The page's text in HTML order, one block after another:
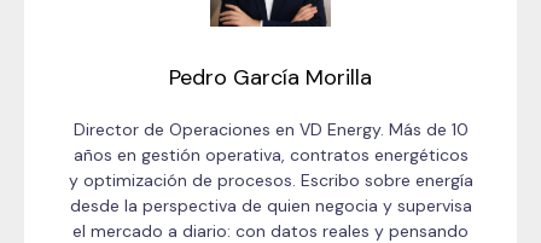
Pedro García Morilla
Director de Operaciones en VD Energy. Más de 10
años en gestión operativa, contratos energéticos
y optimización de procesos. Escribo sobre energía
desde la perspectiva de quien negocia y supervisa
el mercado a diario: con datos reales y pensando